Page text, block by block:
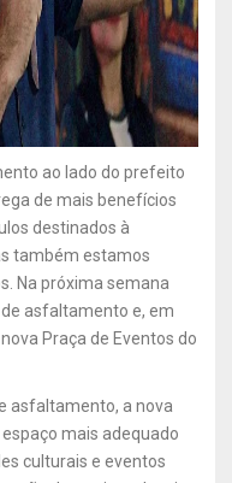
ao lado do prefeito
de mais benefícios
destinados à
também estamos
Na próxima semana
asfaltamento e, em
Praça de Eventos do
asfaltamento, a nova
mais adequado
culturais e eventos